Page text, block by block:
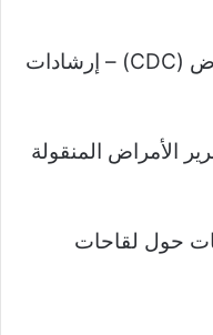
مراكز السيطرة على الأمراض (CDC) – إرشادات
الأمراض المنقولة
حول لقاحات